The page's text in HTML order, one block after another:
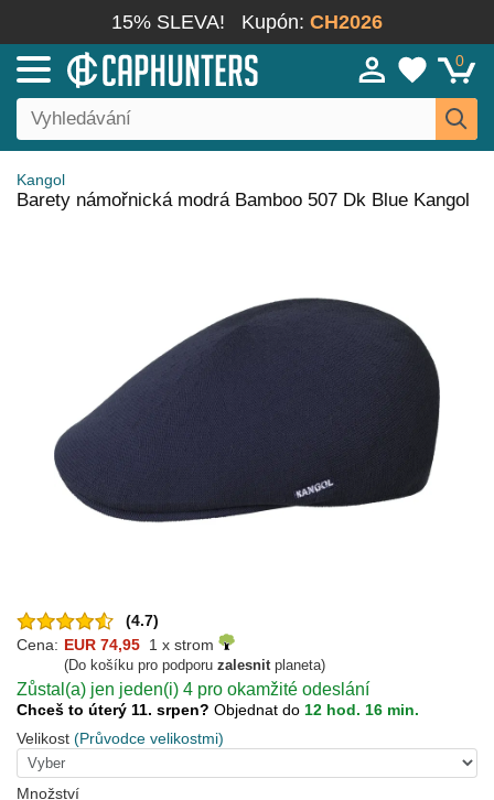
15% SLEVA! Kupón: CH2026
0
Kangol
Barety námořnická modrá Bamboo 507 Dk Blue Kangol
(4.7)
Cena: EUR 74,95 1 x strom
(Do košíku pro podporu zalesnitplaneta)
Zůstal(a) jen jeden(i) 4 pro okamžité odeslání
Chceš to úterý 11. srpen? Objednat do 12 hod. 16 min.
Velikost (Průvodce velikostmi)
Množství